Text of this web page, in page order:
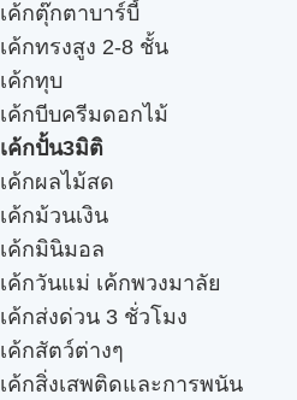
เค้กตุ๊กตาบาร์บี้
เค้กทรงสูง 2-8 ชั้น
เค้กทุบ
เค้กบีบครีมดอกไม้
เค้กปั้น3มิติ
เค้กผลไม้สด
เค้กม้วนเงิน
เค้กมินิมอล
เค้กวันแม่ เค้กพวงมาลัย
เค้กส่งด่วน 3 ชั่วโมง
เค้กสัตว์ต่างๆ
เค้กสิ่งเสพติดและการพนัน